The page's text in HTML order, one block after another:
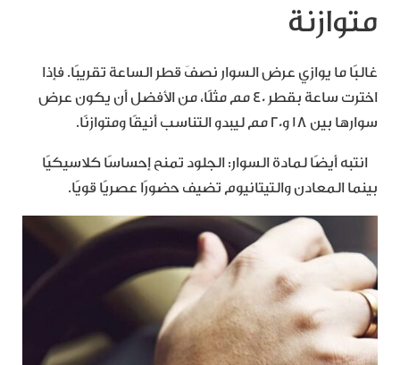
متوازنة
غالبًا ما يوازي عرض السوار نصفَ قطر الساعة تقريبًا. فإذا
اخترت ساعة بقطر 40 مم مثلًا، من الأفضل أن يكون عرض
سوارها بين 18 و20 مم ليبدو التناسب أنيقًا ومتوازنًا.
انتبه أيضًا لمادة السوار: الجلود تمنح إحساسًا كلاسيكيًا
بينما المعادن والتيتانيوم تضيف حضورًا عصريًا قويًا.